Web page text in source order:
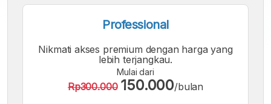
A
Font
Kecil
A
Font
Sedang
A
Font
Professional
Nikmati akses premium dengan harga yang
lebih terjangkau.
Mulai dari
Rp300.000 150.000/bulan